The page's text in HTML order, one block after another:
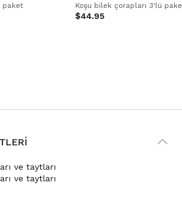
paket Koşu bilek çorapları 3'lü
$44.95
ve taytları
ve taytları